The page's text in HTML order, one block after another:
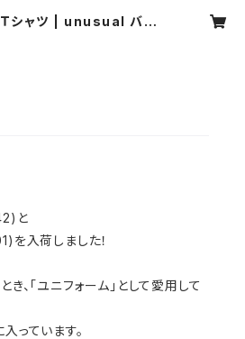
Ｔシャツ | unusual バブ
と
入荷しました！
、「ユニフォーム」として愛用して
っています。